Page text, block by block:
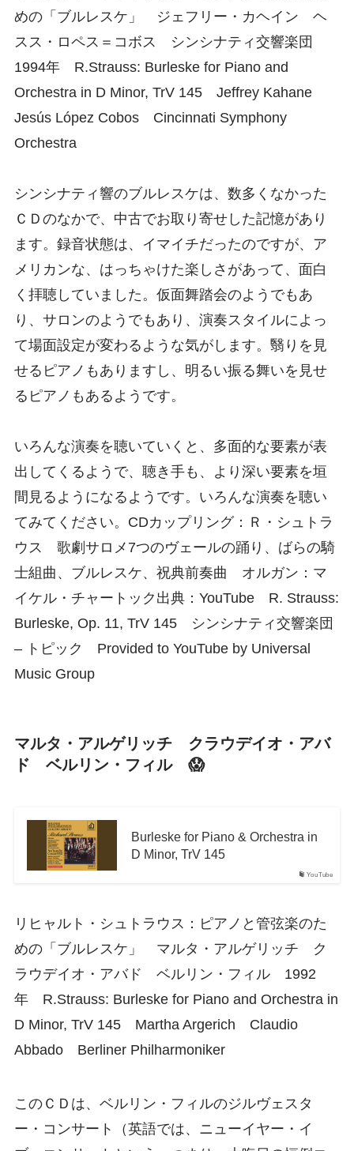
めの「ブルレスケ」 ジェフリー・カヘイン ヘ
スス・ロペス＝コボス シンシナティ交響楽団
1994年 R.Strauss: Burleske for Piano and
Orchestra in D Minor, TrV 145 Jeffrey Kahane
Jesús López Cobos Cincinnati Symphony
Orchestra
シンシナティ響のブルレスケは、数多くなかった
ＣＤのなかで、中古でお取り寄せした記憶があり
ます。録音状態は、イマイチだったのですが、ア
メリカンな、はっちゃけた楽しさがあって、面白
く拝聴していました。仮面舞踏会のようでもあ
り、サロンのようでもあり、演奏スタイルによっ
て場面設定が変わるような気がします。翳りを見
せるピアノもありますし、明るい振る舞いを見せ
るピアノもあるようです。
いろんな演奏を聴いていくと、多面的な要素が表
出してくるようで、聴き手も、より深い要素を垣
間見るようになるようです。いろんな演奏を聴い
てみてください。CDカップリング：Ｒ・シュトラ
ウス 歌劇サロメ7つのヴェールの踊り、ばらの騎
士組曲、ブルレスケ、祝典前奏曲 オルガン：マ
イケル・チャートック出典：YouTube R. Strauss:
Burleske, Op. 11, TrV 145 シンシナティ交響楽団
– トピック Provided to YouTube by Universal
Music Group
マルタ・アルゲリッチ クラウデイオ・アバ
ド ベルリン・フィル 😱
YouTube
Burleske for Piano & Orchestra in
D Minor, TrV 145
リヒャルト・シュトラウス：ピアノと管弦楽のた
めの「ブルレスケ」 マルタ・アルゲリッチ ク
ラウデイオ・アバド ベルリン・フィル 1992
年 R.Strauss: Burleske for Piano and Orchestra in
D Minor, TrV 145 Martha Argerich Claudio
Abbado Berliner Philharmoniker
このＣＤは、ベルリン・フィルのジルヴェスタ
ー・コンサート（英語では、ニューイヤー・イ